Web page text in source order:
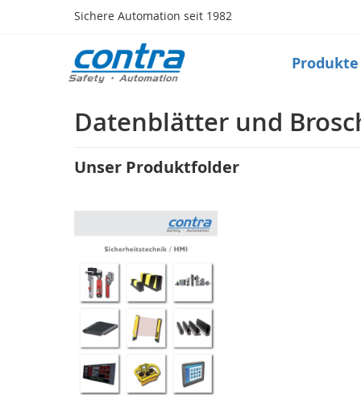
Sichere Automation seit 1982
Direkt
Inhalt
Produkte
Safety
Sensorik
(Matte,
Leiste)
Verriegelung,RFID)
Schlüsseltransfersystem
Optische
Sensorik
(Lichtvorhang,
Scanner)
Radarsystem
Sicherheits-
SPS
Produkte
Datenblätter und
Unser Produktfolder